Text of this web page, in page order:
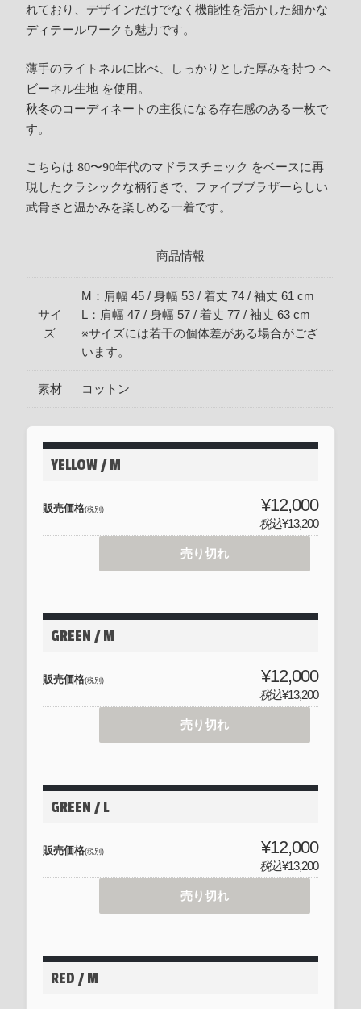
れており、デザインだけでなく機能性を活かした細かな
ディテールワークも魅力です。
薄手のライトネルに比べ、しっかりとした厚みを持つ ヘ
ビーネル生地 を使用。
秋冬のコーディネートの主役になる存在感のある一枚で
す。
こちらは 80〜90年代のマドラスチェック をベースに再
現したクラシックな柄行きで、ファイブブラザーらしい
武骨さと温かみを楽しめる一着です。
商品情報
サイ
ズ
M：肩幅 45 / 身幅 53 / 着丈 74 / 袖丈 61 cm
L：肩幅 47 / 身幅 57 / 着丈 77 / 袖丈 63 cm
※サイズには若干の個体差がある場合がござ
います。
素材 コットン
YELLOW / M
販売価格(税別) ¥12,000
税込¥13,200
売り切れ
GREEN / M
販売価格(税別) ¥12,000
税込¥13,200
売り切れ
GREEN / L
販売価格(税別) ¥12,000
税込¥13,200
売り切れ
RED / M